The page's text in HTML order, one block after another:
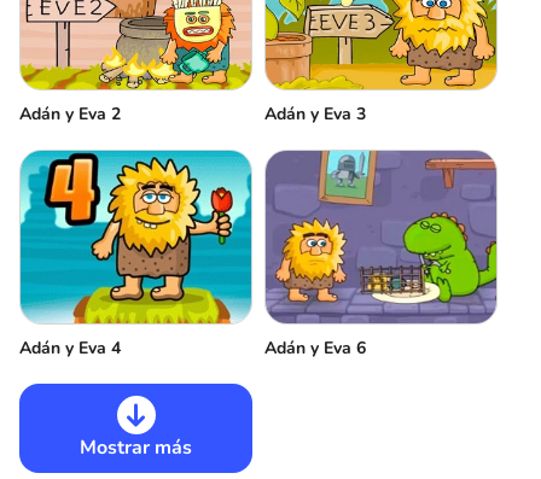
Adán y Eva 2 Adán y Eva 3
Adán y Eva 4 Adán y Eva 6
Mostrar más